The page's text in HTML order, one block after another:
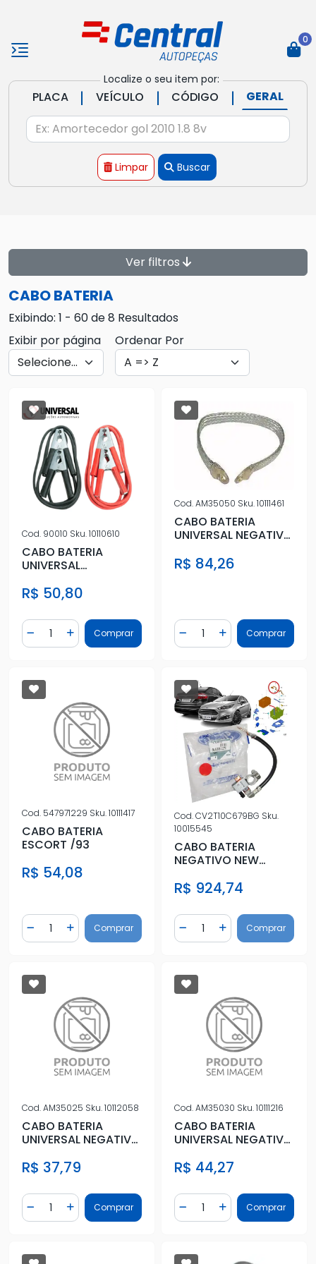
Localize o seu item por:
PLACA | VEÍCULO | CÓDIGO | GERAL
Limpar Buscar
0
Ver filtros
CABO BATERIA
Exibindo: 1 - 60 de 8 Resultados
Exibir por página
Ordenar Por
Cod. 90010 Sku.10110610
CABO BATERIA
UNIVERSAL
PONTE)
R$ 50,80
Diminuir Quantidade
Quantidade
Adicionar Quantidade
Comprar
Cod.AM35050 Sku.10111461
CABO BATERIA
UNIVERSAL NEGATIVO
R$ 84,26
Diminuir Quantidade
Quantidade
AdicionarComprar
Cod. 547971229 Sku.10111417
CABO BATERIA
ESCORT /93
R$ 54,08
Diminuir Quantidade
Quantidade
Adicionar Quantidade
Comprar
Cod.CV2T10C679BG Sku.
10015545
CABO BATERIA
NEGATIVO NEW
(COM SENSOR)
R$ 924,74
Diminuir Quantidade
Quantidade
AdicionarComprar
Cod.AM35025 Sku.10112058
CABO BATERIA
UNIVERSAL NEGATIVO
R$ 37,79
Diminuir Quantidade
Quantidade
Adicionar Quantidade
Comprar
Cod.AM35030 Sku.10111216
CABO BATERIA
UNIVERSAL NEGATIVO
R$ 44,27
Diminuir Quantidade
Quantidade
AdicionarComprar